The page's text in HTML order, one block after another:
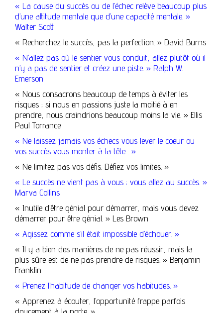
« La cause du succès ou de l’échec relève beaucoup plus
d’une attitude mentale que d’une capacité mentale. »
Walter Scott
« Recherchez le succès, pas la perfection. » David Burns
« N’allez pas où le sentier vous conduit, allez plutôt où il
n’y a pas de sentier et créez une piste. » Ralph W.
Emerson
« Nous consacrons beaucoup de temps à éviter les
risques ; si nous en passions juste la moitié à en
prendre, nous craindrions beaucoup moins la vie. » Ellis
Paul Torrance
« Ne laissez jamais vos échecs vous lever le coeur ou
vos succès vous monter à la tête . »
« Ne limitez pas vos défis. Défiez vos limites. »
« Le succès ne vient pas à vous ; vous allez au succès. »
Marva Collins
« Inutile d’être génial pour démarrer, mais vous devez
démarrer pour être génial. » Les Brown
« Agissez comme s’il était impossible d’échouer. »
« Il y a bien des manières de ne pas réussir, mais la
plus sûre est de ne pas prendre de risques. » Benjamin
Franklin
« Prenez l’habitude de changer vos habitudes. »
« Apprenez à écouter, l’opportunité frappe parfois